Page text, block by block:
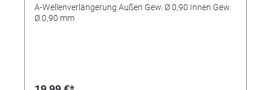
A-Wellenverlängerung Außen Gew. Ø 0,90 Innen Gew.
Ø 0,90 mm